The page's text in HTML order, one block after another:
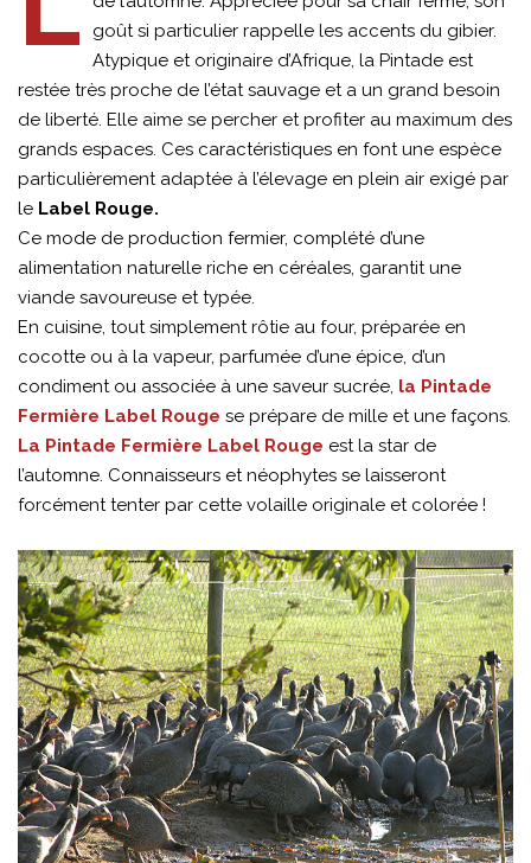
goût si particulier rappelle les accents du gibier.
Atypique et originaire d’Afrique, la Pintade est
restée très proche de l’état sauvage et a un grand besoin
de liberté. Elle aime se percher et profiter au maximum des
grands espaces. Ces caractéristiques en font une espèce
particulièrement adaptée à l’élevage en plein air exigé par
le Label Rouge.
Ce mode de production fermier, complété d’une
alimentation naturelle riche en céréales, garantit une
viande savoureuse et typée.
En cuisine, tout simplement rôtie au four, préparée en
cocotte ou à la vapeur, parfumée d’une épice, d’un
condiment ou associée à une saveur sucrée, la Pintade
Fermière Label Rouge se prépare de mille et une façons.
La Pintade Fermière Label Rouge est la star de
l’automne. Connaisseurs et néophytes se laisseront
forcément tenter par cette volaille originale et colorée !